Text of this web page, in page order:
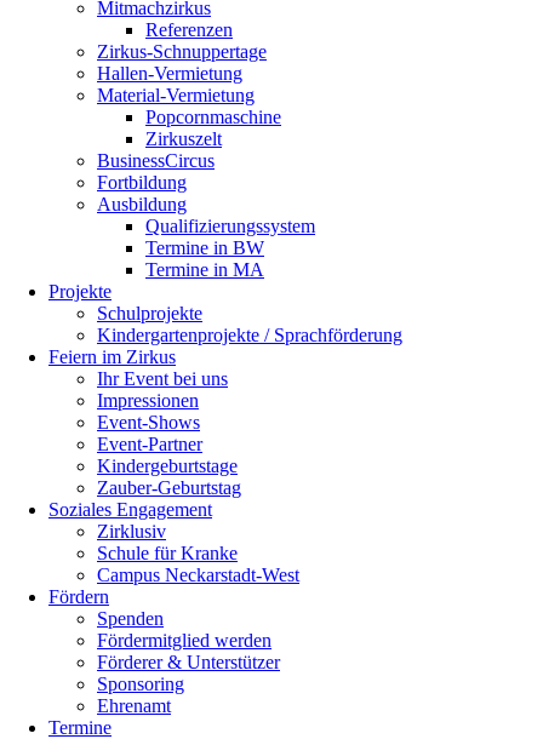
Mitmachzirkus
Referenzen
Zirkus-Schnuppertage
Hallen-Vermietung
Material-Vermietung
Popcornmaschine
Zirkuszelt
BusinessCircus
Fortbildung
Ausbildung
Qualifizierungssystem
Termine in BW
Termine in MA
Projekte
Schulprojekte
Kindergartenprojekte / Sprachförderung
Feiern im Zirkus
Ihr Event bei uns
Impressionen
Event-Shows
Event-Partner
Kindergeburtstage
Zauber-Geburtstag
Soziales Engagement
Zirklusiv
Schule für Kranke
Campus Neckarstadt-West
Fördern
Spenden
Fördermitglied werden
Förderer & Unterstützer
Sponsoring
Ehrenamt
Termine